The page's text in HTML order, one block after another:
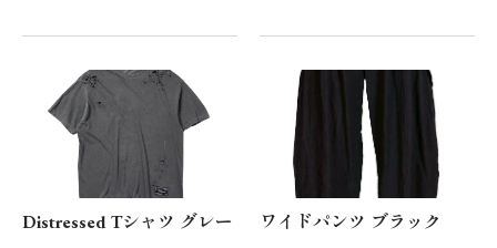
Distressed Tシャツ グレー ワイドパンツ ブラック